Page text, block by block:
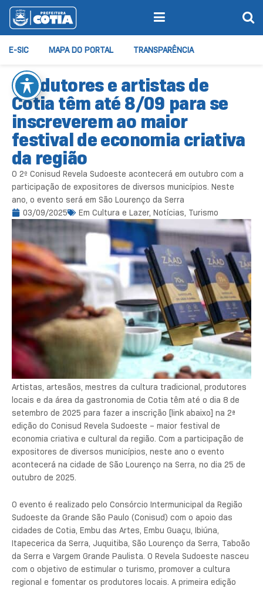
E-SIC MAPA DO PORTAL TRANSPARÊNCIA
Produtores e artistas de
Cotia têm até 8/09 para se
inscreverem ao maior
festival de economia criativa
da região
O 2º Conisud Revela Sudoeste acontecerá em outubro com a
participação de expositores de diversos municípios. Neste
ano, o evento será em São Lourenço da Serra
03/09/2025
Em Cultura e Lazer, Notícias, Turismo
Artistas, artesãos, mestres da cultura tradicional, produtores
locais e da área da gastronomia de Cotia têm até o dia 8 de
setembro de 2025 para fazer a inscrição [link abaixo] na 2ª
edição do Conisud Revela Sudoeste – maior festival de
economia criativa e cultural da região. Com a participação de
expositores de diversos municípios, neste ano o evento
acontecerá na cidade de São Lourenço na Serra, no dia 25 de
outubro de 2025.
O evento é realizado pelo Consórcio Intermunicipal da Região
Sudoeste da Grande São Paulo (Conisud) com o apoio das
cidades de Cotia, Embu das Artes, Embu Guaçu, Ibiúna,
Itapecerica da Serra, Juquitiba, São Lourenço da Serra, Taboão
da Serra e Vargem Grande Paulista. O Revela Sudoeste nasceu
com o objetivo de estimular o turismo, promover a cultura
regional e fomentar os produtores locais. A primeira edição